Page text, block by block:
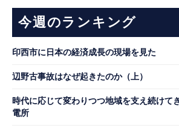
今週のランキング
印西市に日本の経済成長の現場を見た
辺野古事故はなぜ起きたのか（上）
時代に応じて変わりつつ地域を支え続けて
電所